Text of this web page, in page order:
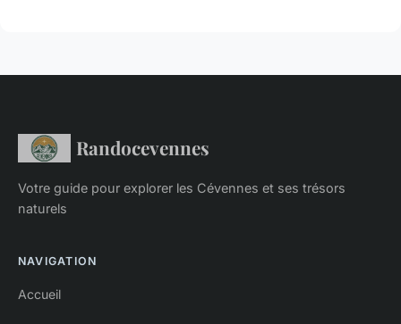
Randocevennes
Votre guide pour explorer les Cévennes et ses trésors
naturels
NAVIGATION
Accueil